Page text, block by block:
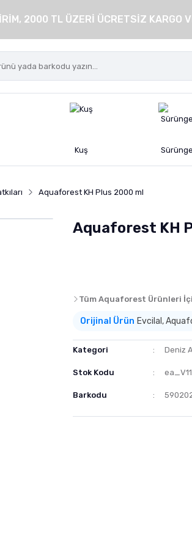
2000 TL ÜZERİ ÜCRETSİZ KARGO
Kuş
Aquaforest KH Plus 2000 ml
Aquaforest KH
Tüm Aquaforest Ürünleri
Orijinal Ürün Evcilal,
Kategori Deniz
Stok Kodu
Barkodu